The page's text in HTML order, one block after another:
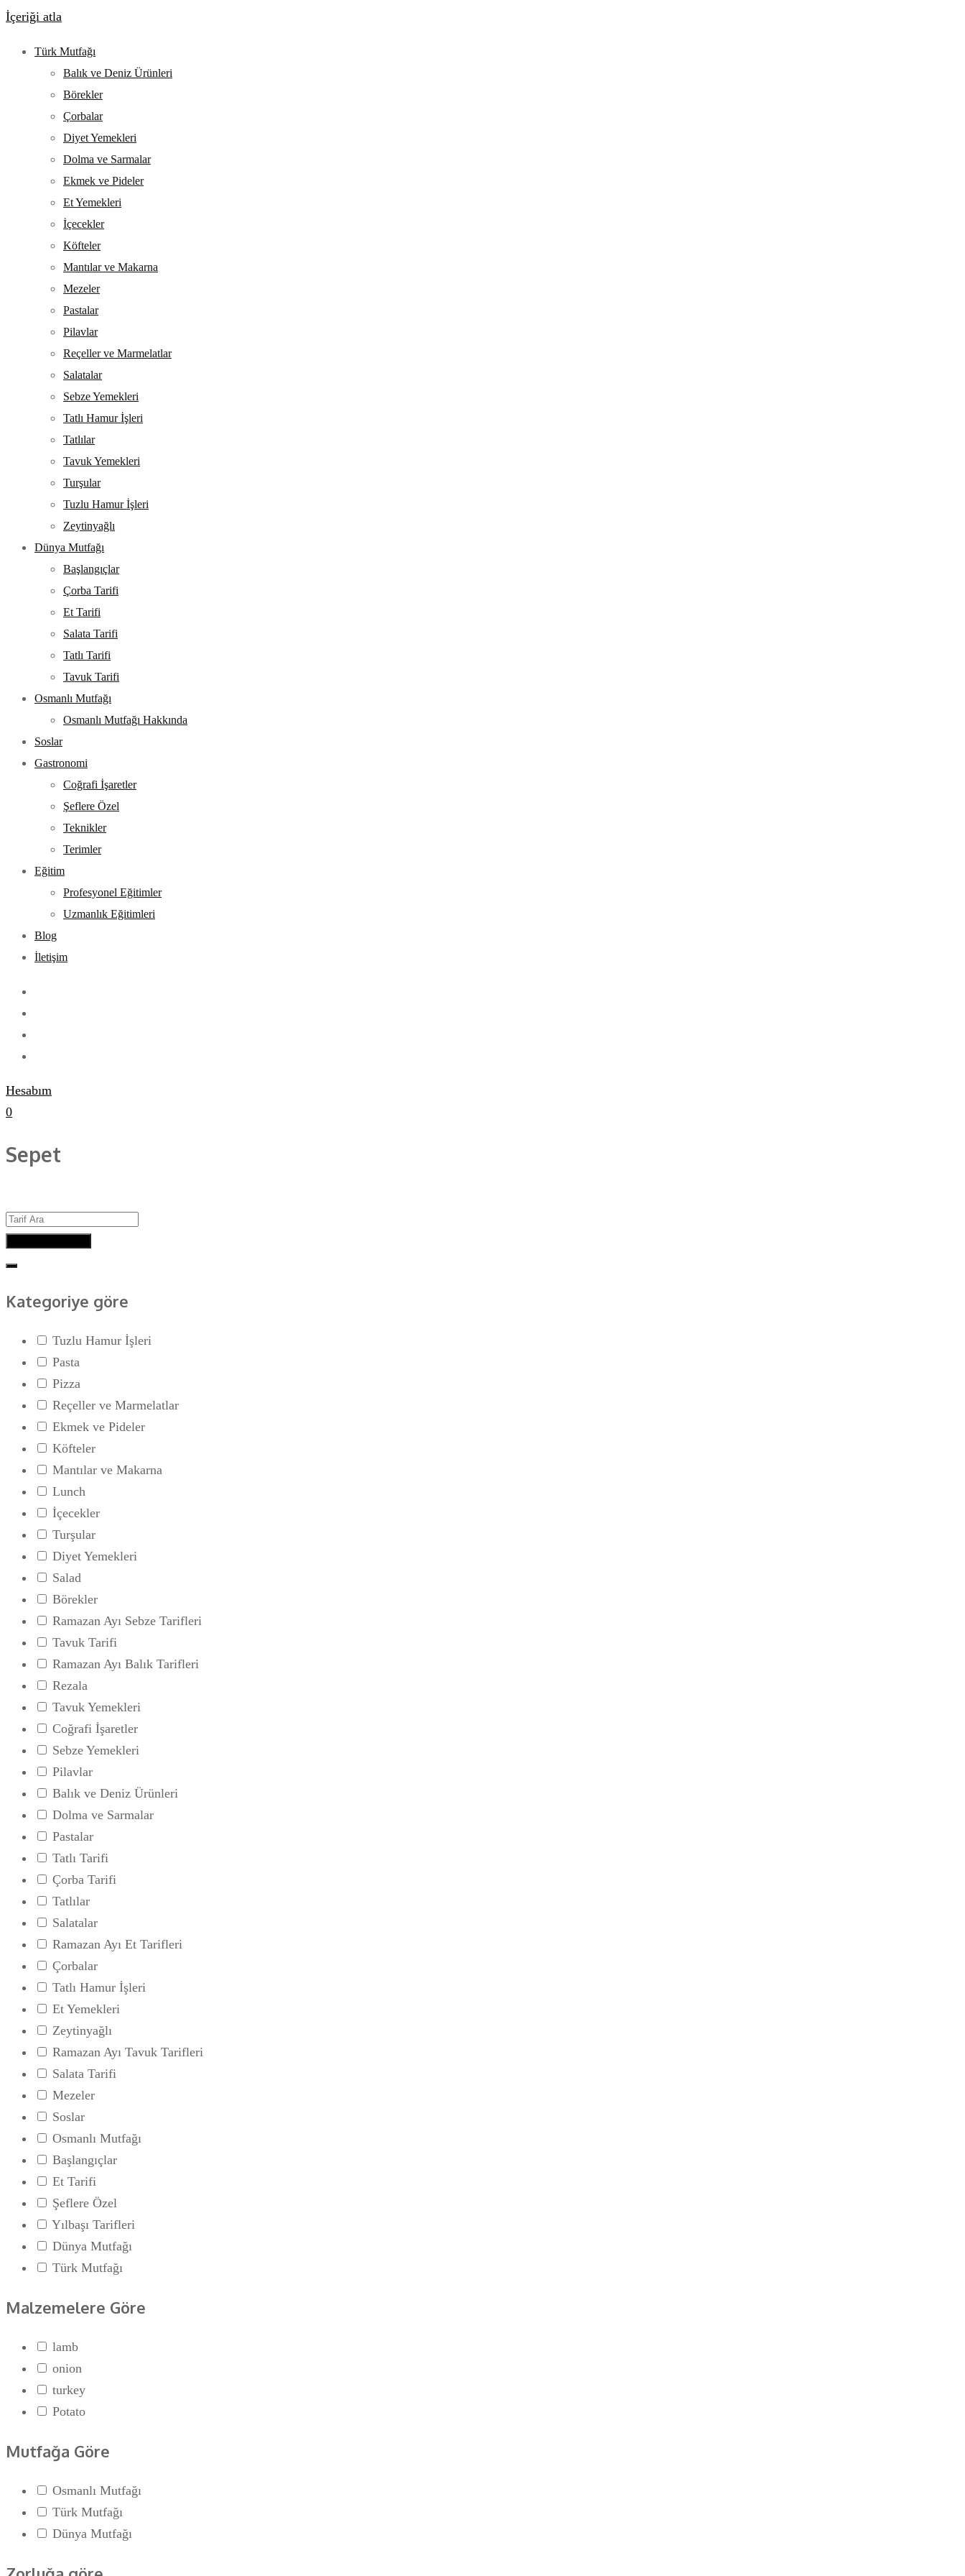
İçeriği atla
Türk Mutfağı
Balık ve Deniz Ürünleri
Börekler
Çorbalar
Diyet Yemekleri
Dolma ve Sarmalar
Ekmek ve Pideler
Et Yemekleri
İçecekler
Köfteler
Mantılar ve Makarna
Mezeler
Pastalar
Pilavlar
Reçeller ve Marmelatlar
Salatalar
Sebze Yemekleri
Tatlı Hamur İşleri
Tatlılar
Tavuk Yemekleri
Turşular
Tuzlu Hamur İşleri
Zeytinyağlı
Dünya Mutfağı
Başlangıçlar
Çorba Tarifi
Et Tarifi
Salata Tarifi
Tatlı Tarifi
Tavuk Tarifi
Osmanlı Mutfağı
Osmanlı Mutfağı Hakkında
Soslar
Gastronomi
Coğrafi İşaretler
Şeflere Özel
Teknikler
Terimler
Eğitim
Profesyonel Eğitimler
Uzmanlık Eğitimleri
Blog
İletişim
Hesabım
0
Sepet
Kategoriye göre
Tuzlu Hamur İşleri
Pasta
Pizza
Reçeller ve Marmelatlar
Ekmek ve Pideler
Köfteler
Mantılar ve Makarna
Lunch
İçecekler
Turşular
Diyet Yemekleri
Salad
Börekler
Ramazan Ayı Sebze Tarifleri
Tavuk Tarifi
Ramazan Ayı Balık Tarifleri
Rezala
Tavuk Yemekleri
Coğrafi İşaretler
Sebze Yemekleri
Pilavlar
Balık ve Deniz Ürünleri
Dolma ve Sarmalar
Pastalar
Tatlı Tarifi
Çorba Tarifi
Tatlılar
Salatalar
Ramazan Ayı Et Tarifleri
Çorbalar
Tatlı Hamur İşleri
Et Yemekleri
Zeytinyağlı
Ramazan Ayı Tavuk Tarifleri
Salata Tarifi
Mezeler
Soslar
Osmanlı Mutfağı
Başlangıçlar
Et Tarifi
Şeflere Özel
Yılbaşı Tarifleri
Dünya Mutfağı
Türk Mutfağı
Malzemelere Göre
lamb
onion
turkey
Potato
Mutfağa Göre
Osmanlı Mutfağı
Türk Mutfağı
Dünya Mutfağı